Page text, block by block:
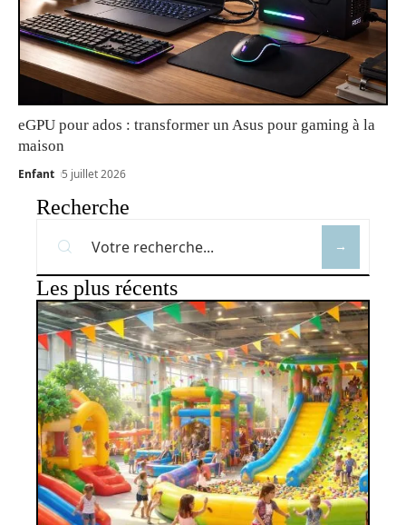
eGPU pour ados : transformer un Asus pour gaming à la
maison
Enfant 5 juillet 2026
Recherche
Les plus récents